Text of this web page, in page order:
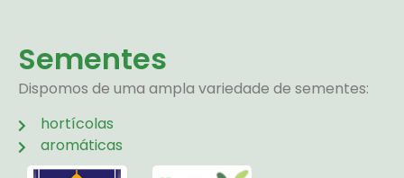
Sementes
Dispomos de uma ampla variedade de sementes:
hortícolas
aromáticas